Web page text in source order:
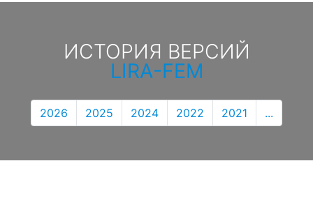
ИСТОРИЯ ВЕРСИЙ
LIRA-FEM
2026 2025 2024 2022 2021 ...